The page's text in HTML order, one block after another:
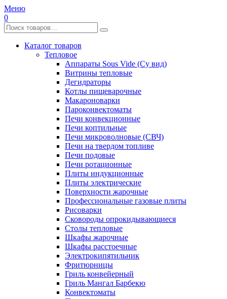
Меню
0
Каталог товаров
Тепловое
Аппараты Sous Vide (Су вид)
Витрины тепловые
Дегидраторы
Котлы пищеварочные
Макароноварки
Пароконвектоматы
Печи конвекционные
Печи коптильные
Печи микроволновые (СВЧ)
Печи на твердом топливе
Печи подовые
Печи ротационные
Плиты индукционные
Плиты электрические
Поверхности жарочные
Профессиональные газовые плиты
Рисоварки
Сковороды опрокидывающиеся
Столы тепловые
Шкафы жарочные
Шкафы расстоечные
Электрокипятильник
Фритюрницы
Гриль конвейерный
Гриль Мангал Барбекю
Конвектоматы